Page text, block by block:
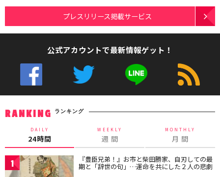
プレスリリース掲載サービス
公式アカウントで最新情報ゲット！
RANKING ランキング
DAILY
24時間
WEEKLY
週 間
MONTHLY
月 間
1 『豊臣兄弟！』お市と柴田勝家、自刃しての最
期と「辞世の句」…運命を共にした２人の悲劇